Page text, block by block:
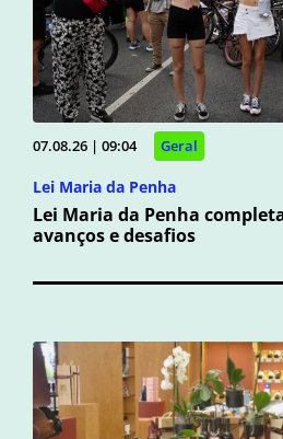
07.08.26 | 09:04 Geral
Lei Maria da Penha
Lei Maria da Penha
avanços e desafios